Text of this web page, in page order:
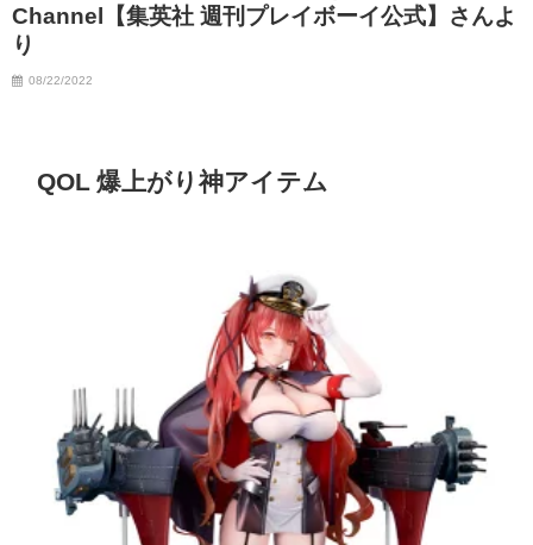
Channel【集英社 週刊プレイボーイ公式】さんよ
り
08/22/2022
QOL 爆上がり神アイテム